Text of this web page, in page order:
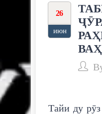
26
июн
Тайи ду